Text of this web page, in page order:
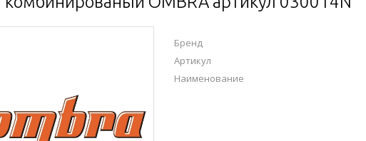
Бренд
Артикул
Наименование